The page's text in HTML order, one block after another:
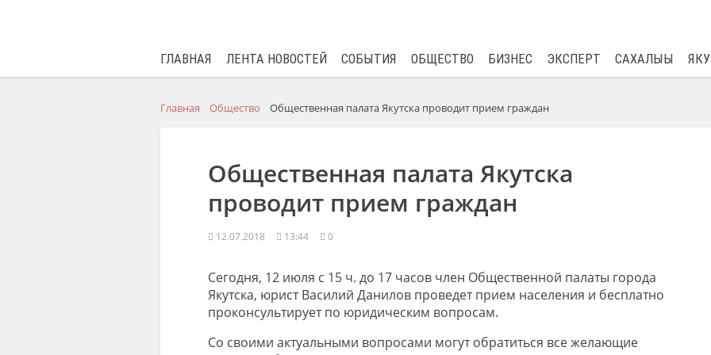
ГЛАВНАЯ ЛЕНТА НОВОСТЕЙ СОБЫТИЯ ОБЩЕСТВО БИЗНЕС ЭКСПЕРТ САХАЛЫЫ
Главная Общество Общественная палата Якутска проводит прием граждан
Общественная палата Якутска
проводит прием граждан
12.07.2018 13:44 0
Сегодня, 12 июля с 15 ч. до 17 часов член Общественной палаты города
Якутска, юрист Василий Данилов проведет прием населения и бесплатно
проконсультирует по юридическим вопросам.
Со своими актуальными вопросами могут обратиться все желающие